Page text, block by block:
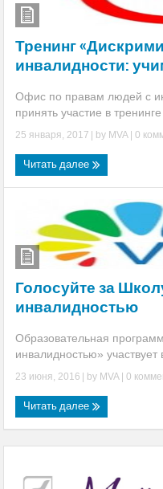
Тренинг
инвалидности:
Офис по правам людей с
принять участие в
25 января, 2017 | by MVA 0
Читать далее
Голосуйте за
инвалидностью
Образовательная
инвалидностью»
23 июня, 2016 | by MVA 0
Читать далее